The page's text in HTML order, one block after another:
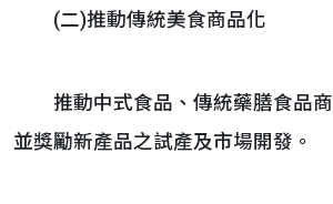
(二)推動傳統美食商品化
推動中式食品、傳統藥膳食品商
並獎勵新產品之試產及市場開發。